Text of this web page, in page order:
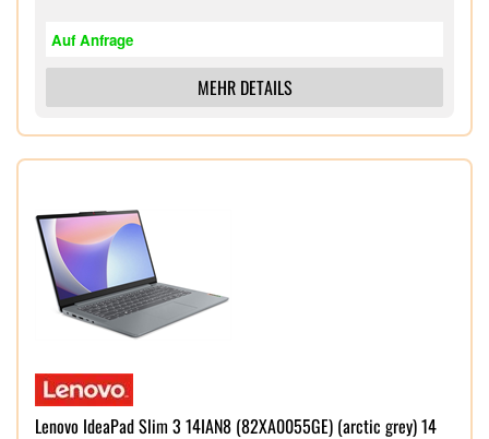
Auf Anfrage
MEHR DETAILS
Lenovo IdeaPad Slim 3 14IAN8 (82XA0055GE) (arctic grey) 14